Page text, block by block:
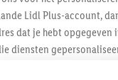
Lidl
Lidl Plus-account,
dat je hebt
diensten